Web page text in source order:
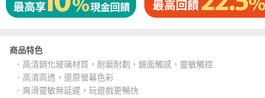
商品特色
．高清鋼化玻璃材質，耐磨耐劃，鏡面觸感，靈敏觸控
．高清高透，還原螢幕色彩
．爽滑靈敏無延遲，玩遊戲更暢快